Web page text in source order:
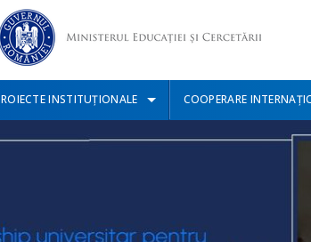
INSTITUȚIONALE COOPERARE